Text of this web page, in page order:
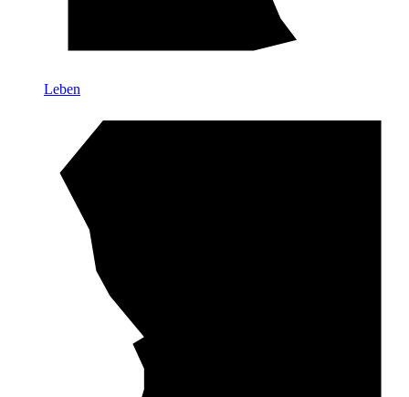
Leben